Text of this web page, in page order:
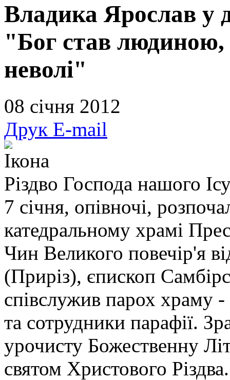
Владика Ярослав у
"Бог став людиною,
неволі"
08 січня 2012
Друк E-mail
Ікона
Різдво Господа нашого
7 січня, опівночі,
катедральному храмі
Чин Великого повечір'я
(Приріз), єпископ
співслужив парох храму
та сотрудники парафії.
урочисту Божественну
святом Христового